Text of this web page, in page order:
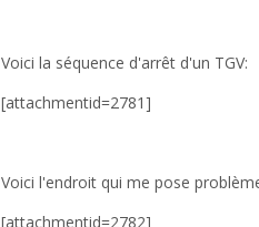
Voici la séquence d'arrêt d'un TGV:
[attachmentid=2781]
Voici l'endroit qui me pose
[attachmentid=2782]